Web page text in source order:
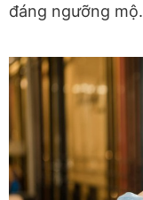
đáng ngưỡng mộ.